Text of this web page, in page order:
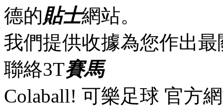
德的貼士網站。
我們提供收據為您作出
聯絡3T賽馬
Colaball! 可樂足球 官方